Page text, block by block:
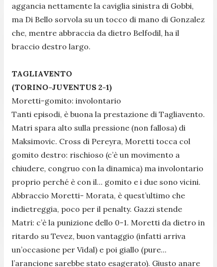
aggancia nettamente la caviglia sinistra di Gobbi,
ma Di Bello sorvola su un tocco di mano di Gonzalez
che, mentre abbraccia da dietro Belfodil, ha il
braccio destro largo.
TAGLIAVENTO
(TORINO-JUVENTUS 2-1)
Moretti-gomito: involontario
Tanti episodi, è buona la prestazione di Tagliavento.
Matri spara alto sulla pressione (non fallosa) di
Maksimovic. Cross di Pereyra, Moretti tocca col
gomito destro: rischioso (c’è un movimento a
chiudere, congruo con la dinamica) ma involontario
proprio perché è con il... gomito e i due sono vicini.
Abbraccio Moretti- Morata, è quest’ultimo che
indietreggia, poco per il penalty. Gazzi stende
Matri: c’è la punizione dello 0-1. Moretti da dietro in
ritardo su Tevez, buon vantaggio (infatti arriva
un’occasione per Vidal) e poi giallo (pure...
l’arancione sarebbe stato esagerato). Giusto anare